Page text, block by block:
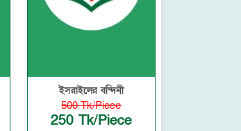
ইসরাইলের বন্দিনী
500 Tk/Piece
250 Tk/Piece